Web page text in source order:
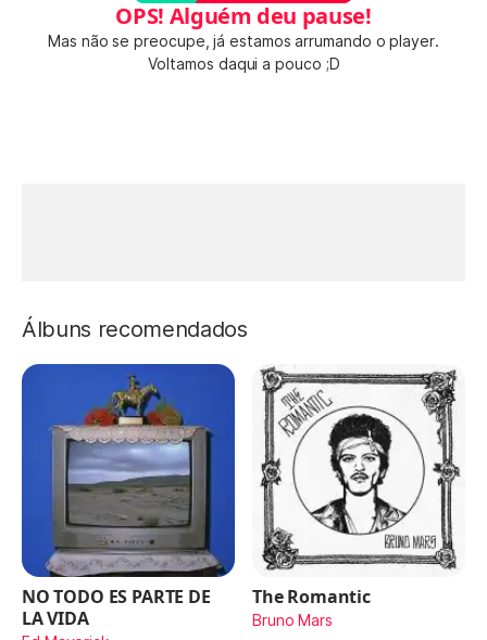
OPS! Alguém deu pause!
Mas não se preocupe, já estamos arrumando o player.
Voltamos daqui a pouco ;D
Álbuns recomendados
NO TODO ES PARTE DE
LA VIDA
The Romantic
Bruno Mars